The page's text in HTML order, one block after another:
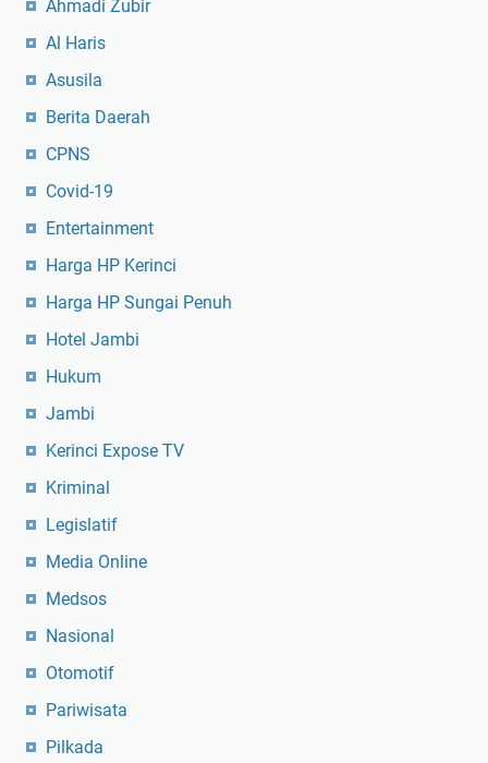
Ahmadi Zubir
Al Haris
Asusila
Berita Daerah
CPNS
Covid-19
Entertainment
Harga HP Kerinci
Harga HP Sungai Penuh
Hotel Jambi
Hukum
Jambi
Kerinci Expose TV
Kriminal
Legislatif
Media Online
Medsos
Nasional
Otomotif
Pariwisata
Pilkada